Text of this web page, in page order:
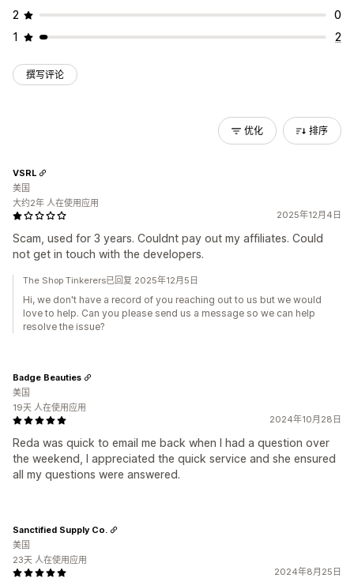
2
0
1
2
撰写评论
优化 排序
2025年12月4日
Scam, used for 3 years. Couldnt pay out my affiliates. Could
not get in touch with the developers.
VSRL
美国
大约2年 人在使用应用
The Shop Tinkerers已回复 2025年12月5日
Hi, we don't have a record of you reaching out to us but we would
love to help. Can you please send us a message so we can help
resolve the issue?
2024年10月28日
Reda was quick to email me back when I had a question over
the weekend, I appreciated the quick service and she ensured
all my questions were answered.
Badge Beauties
美国
19天 人在使用应用
2024年8月25日
Sanctified Supply Co.
美国
23天 人在使用应用